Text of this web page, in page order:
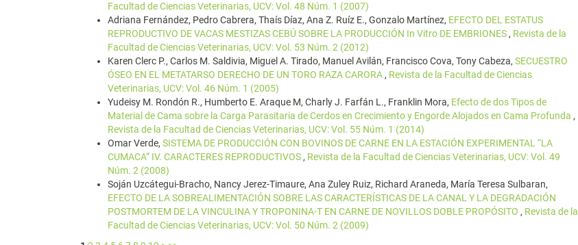
Facultad de Ciencias Veterinarias, UCV: Vol. 48 Núm. 1 (2007)
Adriana Fernández, Pedro Cabrera, Thaís Díaz, Ana Z. Ruíz E., Gonzalo Martínez, EFECTO DEL ESTATUS
REPRODUCTIVO DE VACAS MESTIZAS CEBÚ SOBRE LA PRODUCCIÓN In Vitro DE EMBRIONES , Revista de la
Facultad de Ciencias Veterinarias, UCV: Vol. 53 Núm. 2 (2012)
Karen Clerc P., Carlos M. Saldivia, Miguel A. Tirado, Manuel Avilán, Francisco Cova, Tony Cabeza, SECUESTRO
ÓSEO EN EL METATARSO DERECHO DE UN TORO RAZA CARORA , Revista de la Facultad de Ciencias
Veterinarias, UCV: Vol. 46 Núm. 1 (2005)
Yudeisy M. Rondón R., Humberto E. Araque M, Charly J. Farfán L., Franklin Mora, Efecto de dos Tipos de
Material de Cama sobre la Carga Parasitaria de Cerdos en Crecimiento y Engorde Alojados en Cama Profunda ,
Revista de la Facultad de Ciencias Veterinarias, UCV: Vol. 55 Núm. 1 (2014)
Omar Verde, SISTEMA DE PRODUCCIÓN CON BOVINOS DE CARNE EN LA ESTACIÓN EXPERIMENTAL “LA
CUMACA” IV. CARACTERES REPRODUCTIVOS , Revista de la Facultad de Ciencias Veterinarias, UCV: Vol. 49
Núm. 2 (2008)
Soján Uzcátegui-Bracho, Nancy Jerez-Timaure, Ana Zuley Ruiz, Richard Araneda, María Teresa Sulbaran,
EFECTO DE LA SOBREALIMENTACIÓN SOBRE LAS CARACTERÍSTICAS DE LA CANAL Y LA DEGRADACIÓN
POSTMORTEM DE LA VINCULINA Y TROPONINA-T EN CARNE DE NOVILLOS DOBLE PROPÓSITO , Revista de la
Facultad de Ciencias Veterinarias, UCV: Vol. 50 Núm. 2 (2009)